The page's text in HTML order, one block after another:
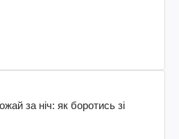
за ніч: як боротись зі